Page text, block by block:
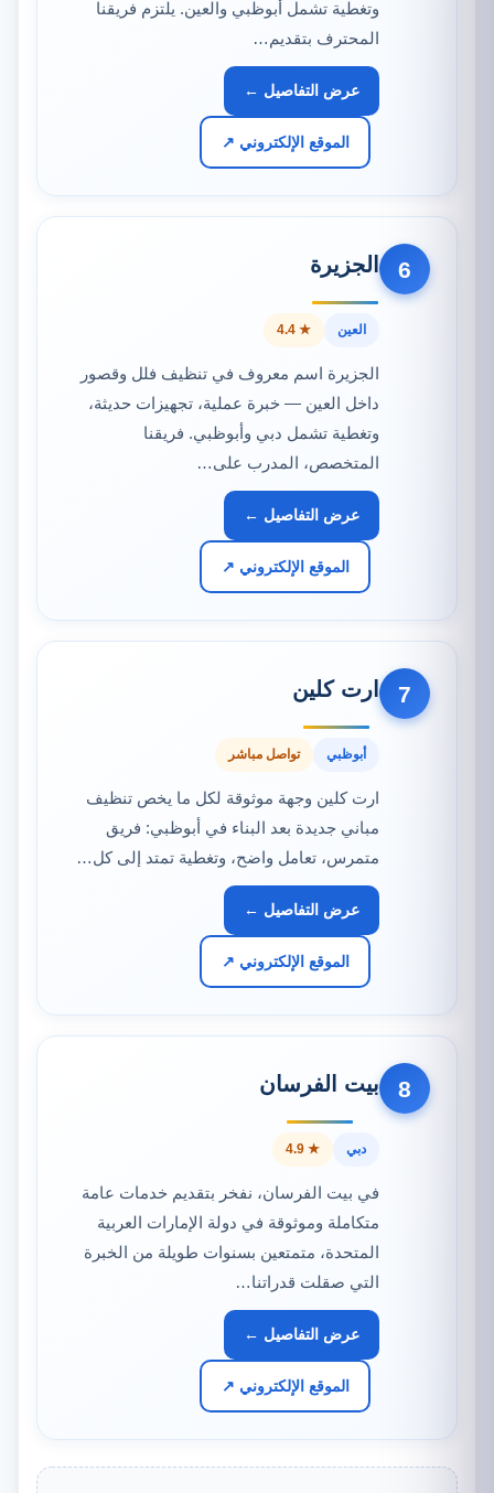
وتغطية تشمل أبوظبي والعين. يلتزم فريقنا
المحترف بتقديم…
عرض التفاصيل ←
الموقع الإلكتروني ↗
6 الجزيرة
العين ★ 4.4
الجزيرة اسم معروف في تنظيف فلل وقصور
داخل العين — خبرة عملية، تجهيزات حديثة،
وتغطية تشمل دبي وأبوظبي. فريقنا
المتخصص، المدرب على…
عرض التفاصيل ←
الموقع الإلكتروني ↗
7 ارت كلين
أبوظبي تواصل مباشر
ارت كلين وجهة موثوقة لكل ما يخص تنظيف
مباني جديدة بعد البناء في أبوظبي: فريق
متمرس، تعامل واضح، وتغطية تمتد إلى كل…
عرض التفاصيل ←
الموقع الإلكتروني ↗
8 بيت الفرسان
دبي ★ 4.9
في بيت الفرسان، نفخر بتقديم خدمات عامة
متكاملة وموثوقة في دولة الإمارات العربية
المتحدة، متمتعين بسنوات طويلة من الخبرة
التي صقلت قدراتنا…
عرض التفاصيل ←
الموقع الإلكتروني ↗